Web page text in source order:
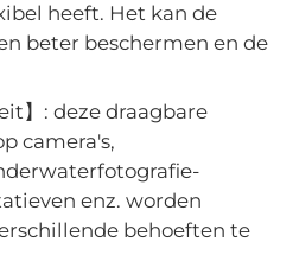
heeft. Het kan de
beter beschermen en de
】: deze draagbare
camera's,
enz. worden
behoeften te